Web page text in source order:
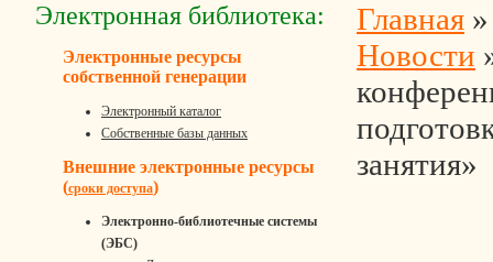
Электронная библиотека:
Электронные ресурсы
собственной генерации
Электронный каталог
Собственные базы данных
Внешние электронные ресурсы
(сроки доступа)
Электронно-библиотечные системы
(ЭБС)
Главная
Новости
занятия»